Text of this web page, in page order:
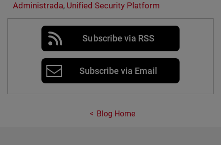
Administrada, Unified Security Platform
Subscribe via RSS
Subscribe via Email
Blog Home